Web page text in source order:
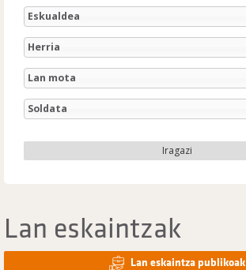
Eskualdea
Herria
Lan mota
Soldata
Iragazi
Lan eskaintzak
Lan eskaintza publikoak